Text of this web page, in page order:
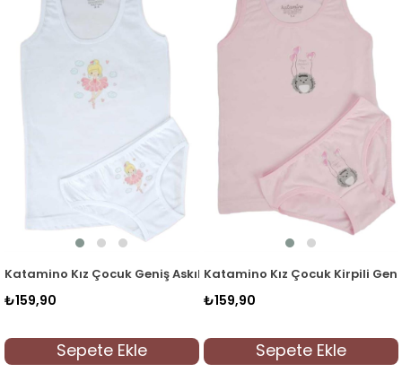
K128089 Pembe
Geniş Askılı Atlet & Slip Takımı 128264 Beyaz
Katamino Kız Çocuk Kirpili Geniş Askılı Atlet Slip
Sepete Ekle
Katamino Kız
Sepete